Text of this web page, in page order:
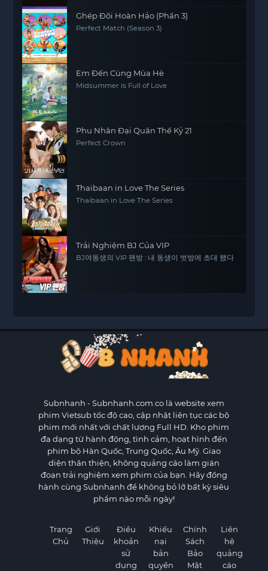
Ghép Đôi Hoàn Hảo (Phần 3)
Perfect Match (Season 3)
Em Đến Cùng Mùa Hè
Midsummer is Full of Love
Phu Nhân Đại Quân Thế Kỷ 21
Perfect Crown
Thaibaan in Love The Series
Thaibaan in Love The Series
Trải Nghiệm BJ Của VIP
BJ여동생의 VIP 팬방 : 내 동생이 벗방에 초대 됐다
Subnhanh - Subnhanh.com.co là website xem
phim Vietsub tốc độ cao, cập nhật liên tục các bộ
phim mới nhất với chất lượng Full HD. Kho phim
đa dạng từ hành động, tình cảm, hoạt hình đến
phim bộ Hàn Quốc, Trung Quốc, Âu Mỹ. Giao
diện thân thiện, không quảng cáo làm gián
đoạn trải nghiệm xem phim của bạn. Hãy đồng
hành cùng Subnhanh để không bỏ lỡ bất kỳ siêu
phẩm nào mỗi ngày!
Trang
Chủ
Giới
Thiệu
Điều
khoản
sử
dụng
Khiếu
nại
bản
quyền
Chính
Sách
Bảo
Mật
Liên
hệ
quảng
cáo